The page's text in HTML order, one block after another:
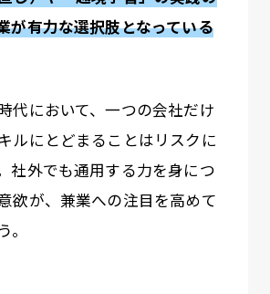
が有力な選択肢となっている
代において、一つの会社だけ
ルにとどまることはリスクに
社外でも通用する力を身につ
欲が、兼業への注目を高めて